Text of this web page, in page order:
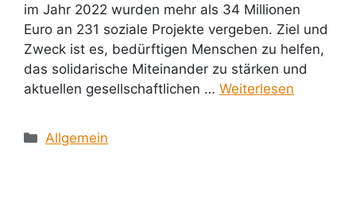
im Jahr 2022 wurden mehr als 34 Millionen
Euro an 231 soziale Projekte vergeben. Ziel und
Zweck ist es, bedürftigen Menschen zu helfen,
das solidarische Miteinander zu stärken und
aktuellen gesellschaftlichen … Weiterlesen
Kategorien
Allgemein